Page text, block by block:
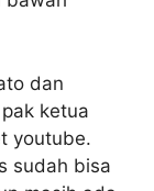
dan
ketua
youtube.
sudah bisa